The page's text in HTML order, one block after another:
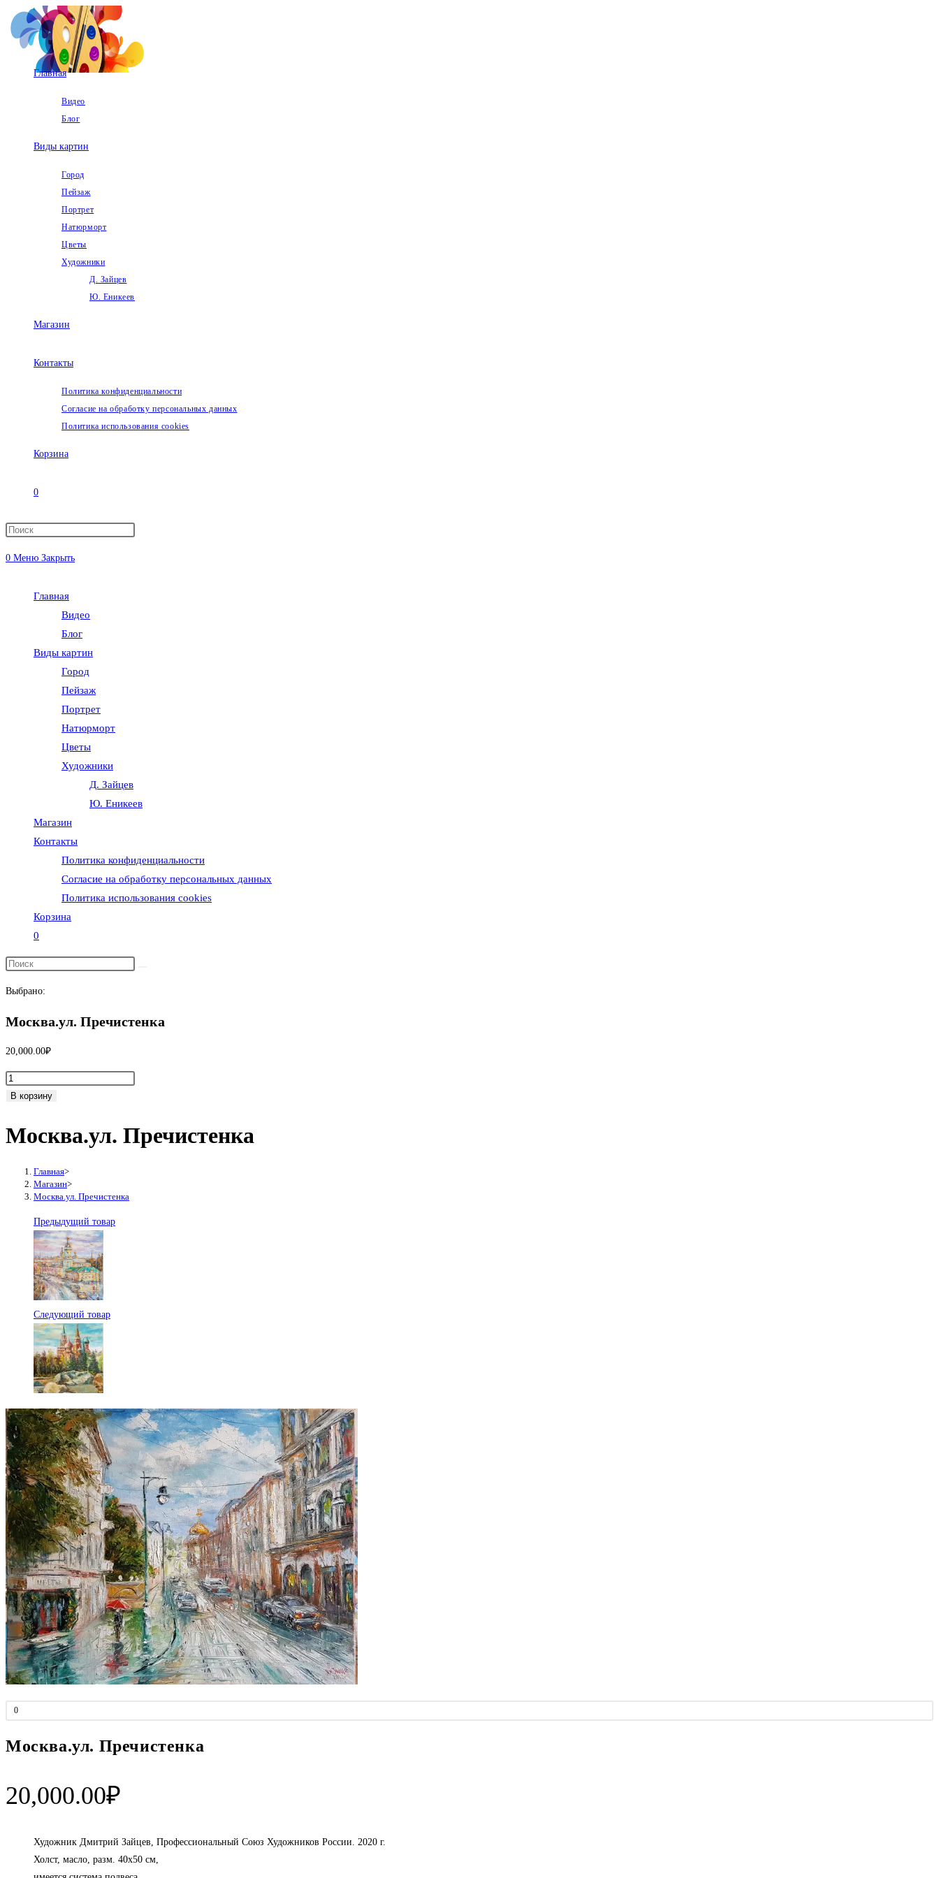
Перейти
содержимому
Главная
Видео
Блог
Виды картин
Город
Пейзаж
Портрет
Натюрморт
Цветы
Художники
Д. Зайцев
Ю. Еникеев
Магазин
Контакты
Политика конфиденциальности
Согласие на обработку персональных данных
Политика использования cookies
Корзина
0
Переключить
0 Меню Закрыть
Главная
Видео
Блог
Виды картин
Город
Пейзаж
Портрет
Натюрморт
Цветы
Художники
Д. Зайцев
Ю. Еникеев
Магазин
Контакты
Политика конфиденциальности
Согласие на обработку персональных данных
Политика использования cookies
Корзина
0
поиск
по
сайту
Выбрано:
Москва.ул. Пречистенка
20,000.00₽
Количество
товара
Пречистенка
В корзину
Москва.ул. Пречистенка
Главная>
Магазин>
Москва.ул. Пречистенка
Предыдущий товар
Следующий товар
0
Москва.ул. Пречистенка
20,000.00₽
Художник Дмитрий Зайцев, Профессиональный Союз Художников России. 2020 г.
Холст, масло, разм. 40х50 см,